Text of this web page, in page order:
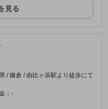
見る
/ 鎌倉 / 由比ヶ浜駅より徒歩にて
：-